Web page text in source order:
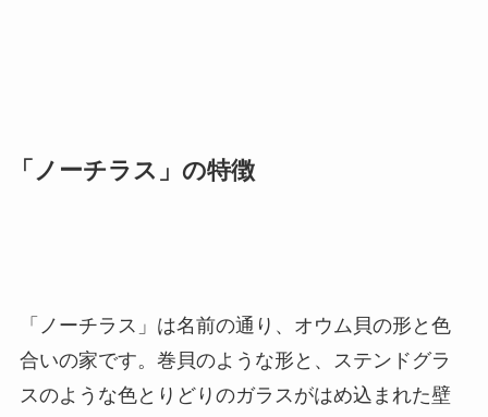
「ノーチラス」の特徴
「ノーチラス」は名前の通り、オウム貝の形と色
合いの家です。巻貝のような形と、ステンドグラ
スのような色とりどりのガラスがはめ込まれた壁